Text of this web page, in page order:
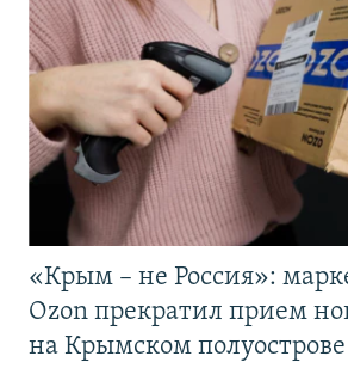
«Крым – не Россия»:
Ozon прекратил прием
на Крымском полуострове